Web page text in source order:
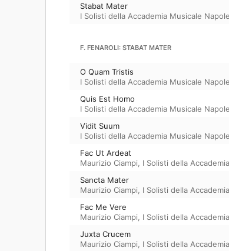
Stabat Mater
I Solisti della Accademia Musicale
F. FENAROLI: STABAT MATER
O Quam Tristis
I Solisti della Accademia Musicale
Quis Est Homo
I Solisti della Accademia Musicale
Vidit Suum
I Solisti della Accademia Musicale
Fac Ut Ardeat
Maurizio Ciampi, I Solisti della
Sancta Mater
Maurizio Ciampi, I Solisti della
Fac Me Vere
Maurizio Ciampi, I Solisti della
Juxta Crucem
Maurizio Ciampi, I Solisti della